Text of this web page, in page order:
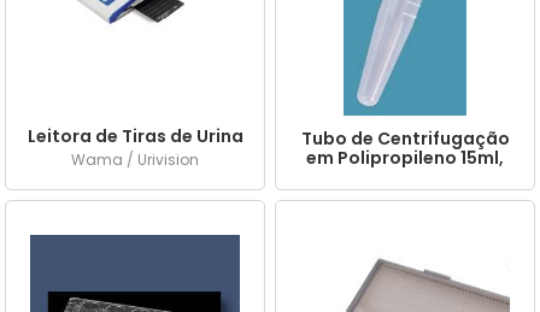
Leitora de Tiras de Urina
Wama / Urivision
Tubo de Centrifugação
em Polipropileno 15ml,
Tampa, Graduado. -